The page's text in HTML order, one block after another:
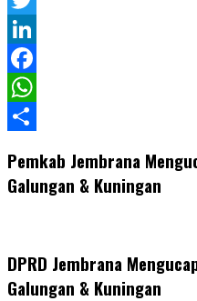
Twitter
LinkedIn
Facebook
WhatsApp
Pemkab Jembrana
Galungan & Kuningan
DPRD Jembrana
Galungan & Kuningan